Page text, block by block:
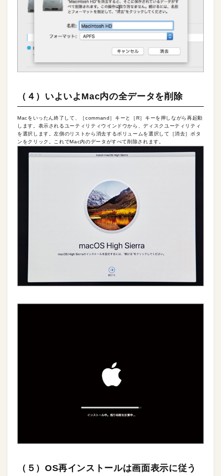
（４）いよいよMac内の全データを削除
Macをいったん終了して、［command］キーと［R］キーを押しながら再起動
します。表示されるユーティリティウインドウから、ディスクユーティリティ
を選択します。左側のリストから消去するボリュームを選択して［消去］ボタ
ンをクリック。これでMac内のデータがすべて削除されます。
（５）OS再インストールは画面表示に従う